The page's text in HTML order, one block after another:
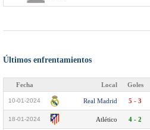
Últimos enfrentamientos
Fecha Local Goles
10-01-2024 Real Madrid 5 - 3
18-01-2024 Atlético 4 - 2